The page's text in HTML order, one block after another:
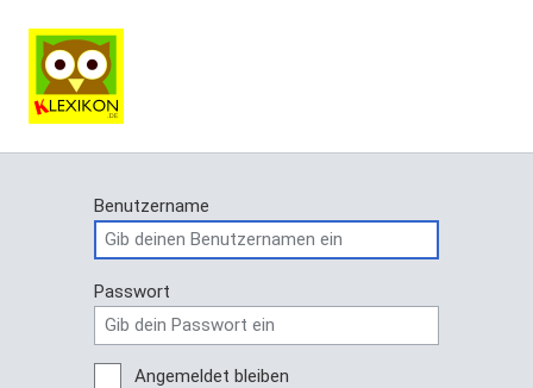
Benutzername
Passwort
Angemeldet bleiben